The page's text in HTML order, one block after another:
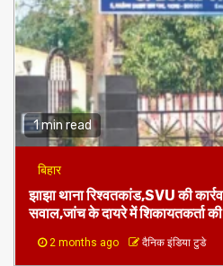
1 min read
बिहार
झाझा थाना रिश्वतकांड,SVU की
सवाल,जांच के दायरे में शिकायतकर्ता की
2 months ago दैनिक इंडिया टुडे